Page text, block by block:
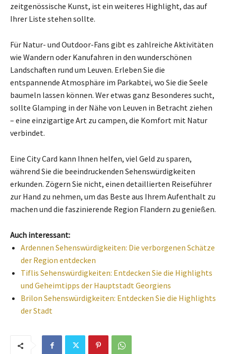
zeitgenössische Kunst, ist ein weiteres Highlight, das auf
Ihrer Liste stehen sollte.
Für Natur- und Outdoor-Fans gibt es zahlreiche Aktivitäten
wie Wandern oder Kanufahren in den wunderschönen
Landschaften rund um Leuven. Erleben Sie die
entspannende Atmosphäre im Parkabtei, wo Sie die Seele
baumeln lassen können. Wer etwas ganz Besonderes sucht,
sollte Glamping in der Nähe von Leuven in Betracht ziehen
– eine einzigartige Art zu campen, die Komfort mit Natur
verbindet.
Eine City Card kann Ihnen helfen, viel Geld zu sparen,
während Sie die beeindruckenden Sehenswürdigkeiten
erkunden. Zögern Sie nicht, einen detaillierten Reiseführer
zur Hand zu nehmen, um das Beste aus Ihrem Aufenthalt zu
machen und die faszinierende Region Flandern zu genießen.
Auch interessant:
Ardennen Sehenswürdigkeiten: Die verborgenen Schätze
der Region entdecken
Tiflis Sehenswürdigkeiten: Entdecken Sie die Highlights
und Geheimtipps der Hauptstadt Georgiens
Brilon Sehenswürdigkeiten: Entdecken Sie die Highlights
der Stadt